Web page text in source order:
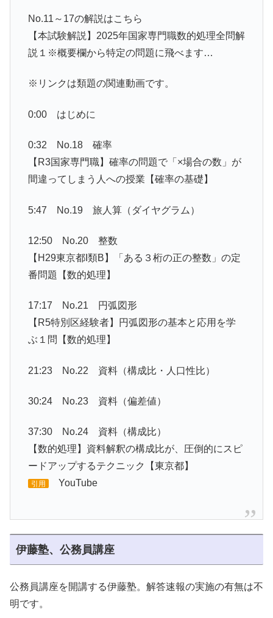
No.11～17の解説はこちら
【本試験解説】2025年国家専門職数的処理全問解
説１※概要欄から特定の問題に飛べます…
※リンクは類題の関連動画です。
0:00 はじめに
0:32 No.18 確率
【R3国家専門職】確率の問題で「×場合の数」が
間違ってしまう人への授業【確率の基礎】
5:47 No.19 旅人算（ダイヤグラム）
12:50 No.20 整数
【H29東京都I類B】「ある３桁の正の整数」の定
番問題【数的処理】
17:17 No.21 円弧図形
【R5特別区経験者】円弧図形の基本と応用を学
ぶ１問【数的処理】
21:23 No.22 資料（構成比・人口性比）
30:24 No.23 資料（偏差値）
37:30 No.24 資料（構成比）
【数的処理】資料解釈の構成比が、圧倒的にスピ
ードアップするテクニック【東京都】
引用 YouTube
伊藤塾、公務員講座
公務員講座を開講する伊藤塾。解答速報の実施の有無は不
明です。